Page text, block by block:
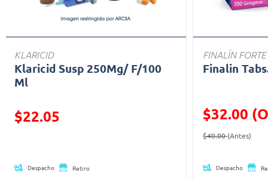
KLARICID
Klaricid Susp 250Mg/ F/100
Ml
Precio reducido de
$22.05
Despacho Retiro
FINALÍN FORTE
Finalin
$32.00
Precio
$40.00(Antes)
Despacho